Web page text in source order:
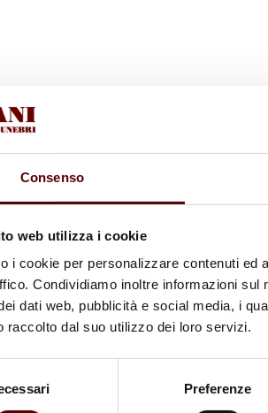
Consenso
web utilizza i cookie
i cookie per personalizzare contenuti ed
Condividiamo inoltre informazioni
dati web, pubblicità e social media, i
raccolto dal suo utilizzo dei loro servizi.
Preferenze